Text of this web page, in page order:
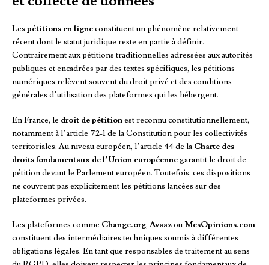
Les pétitions en ligneconstituent un phénomène relativement
récent dont le statut juridique reste en partie à définir.
Contrairement aux pétitions traditionnelles adressées aux autorités
publiques et encadrées par des textes spécifiques, les pétitions
numériques relèvent souvent du droit privé et des conditions
générales d’utilisation des plateformes qui les hébergent.
En France, le droit de pétitionest reconnu constitutionnellement,
notamment à l’article 72-1 de la Constitution pour les collectivités
territoriales. Au niveau européen, l’article 44 de la Charte des
droits fondamentaux de l’Union européennegarantit le droit de
pétition devant le Parlement européen. Toutefois, ces dispositions
ne couvrent pas explicitement les pétitions lancées sur des
plateformes privées.
Les plateformes comme Change.org, AvaazouMesOpinions.com
constituent des intermédiaires techniques soumis à différentes
obligations légales. En tant que responsables de traitement au sens